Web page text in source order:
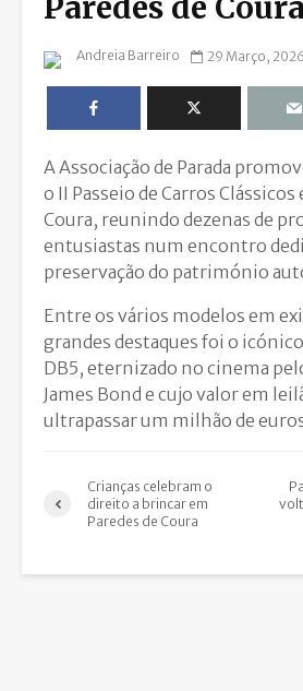
Andreia Barreiro 29 Março, 2026
A Associação de Parada
o II Passeio de Carros Clássicos
Coura, reunindo dezenas de
entusiastas num encontro
preservação do património
Entre os vários modelos em
grandes destaques foi o
DB5, eternizado no cinema
James Bond e cujo valor em
ultrapassar um milhão de
Crianças celebram o
direito a brincar em
Paredes de Coura